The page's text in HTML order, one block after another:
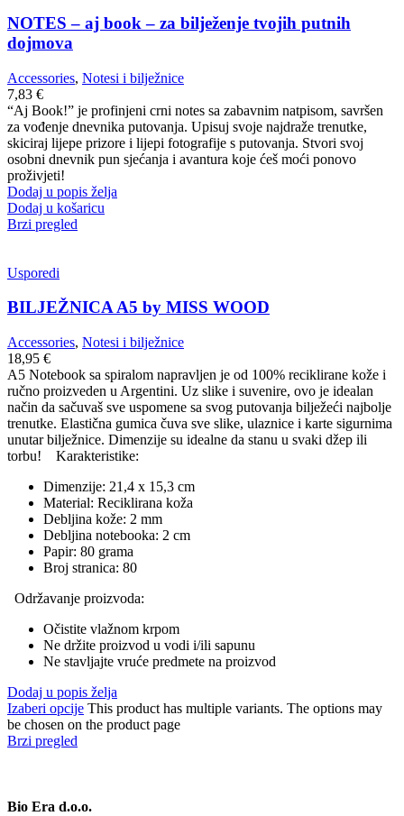
NOTES – aj book – za bilježenje tvojih putnih
dojmova
Accessories, Notesi i bilježnice
7,83 €
“Aj Book!” je profinjeni crni notes sa zabavnim natpisom, savršen
za vođenje dnevnika putovanja. Upisuj svoje najdraže trenutke,
skiciraj lijepe prizore i lijepi fotografije s putovanja. Stvori svoj
osobni dnevnik pun sjećanja i avantura koje ćeš moći ponovo
proživjeti!
Dodaj u popis želja
Dodaj u košaricu
Brzi pregled
Usporedi
BILJEŽNICA A5 by MISS WOOD
Accessories, Notesi i bilježnice
18,95 €
A5 Notebook sa spiralom napravljen je od 100% reciklirane kože i
ručno proizveden u Argentini. Uz slike i suvenire, ovo je idealan
način da sačuvaš sve uspomene sa svog putovanja bilježeći najbolje
trenutke. Elastična gumica čuva sve slike, ulaznice i karte sigurnima
unutar bilježnice. Dimenzije su idealne da stanu u svaki džep ili
torbu!
Karakteristike:
Dimenzije: 21,4 x 15,3 cm
Material: Reciklirana koža
Debljina kože: 2 mm
Debljina notebooka: 2 cm
Papir: 80 grama
Broj stranica: 80
Održavanje proizvoda:
Očistite vlažnom krpom
Ne držite proizvod u vodi i/ili sapunu
Ne stavljajte vruće predmete na proizvod
Dodaj u popis želja
Izaberi opcije This product has multiple variants. The options may
be chosen on the product page
Brzi pregled
Bio Era d.o.o.